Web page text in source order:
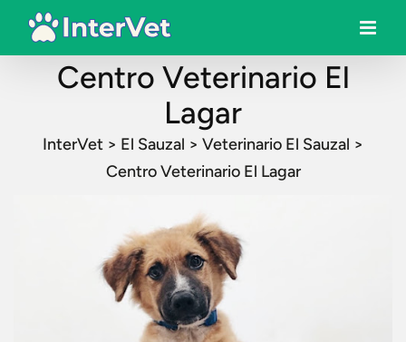
Centro Veterinario El
Lagar
InterVet > El Sauzal > Veterinario El Sauzal >
Centro Veterinario El Lagar